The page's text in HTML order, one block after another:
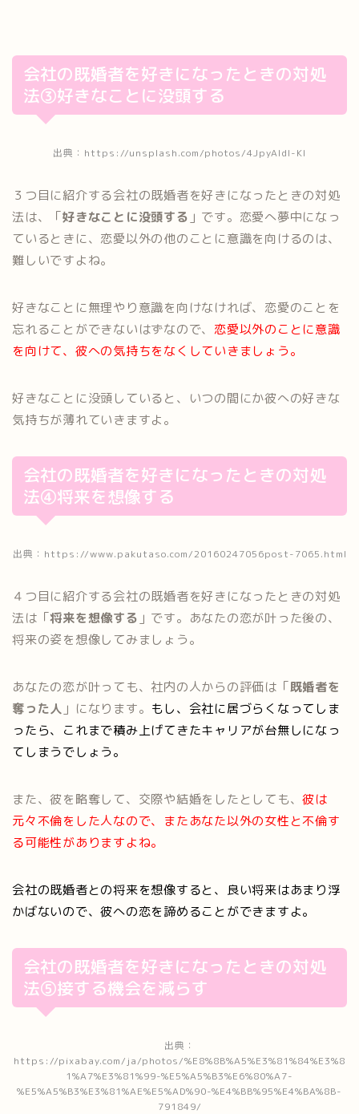
会社の既婚者を好きになったときの対処
法③好きなことに没頭する
出典：https://unsplash.com/photos/4JpyAldl-KI
３つ目に紹介する会社の既婚者を好きになったときの対処
法は、「好きなことに没頭する 」です。恋愛へ夢中になっ
ているときに、恋愛以外の他のことに意識を向けるのは、
難しいですよね。
好きなことに無理やり意識を向けなければ、恋愛のことを
忘れることができないはずなので、恋愛以外のことに意識
を向けて、彼への気持ちをなくしていきましょう。
好きなことに没頭していると、いつの間にか彼への好きな
気持ちが薄れていきますよ。
会社の既婚者を好きになったときの対処
法④将来を想像する
出典：https://www.pakutaso.com/20160247056post-7065.html
４つ目に紹介する会社の既婚者を好きになったときの対処
法は「将来を想像する 」です。あなたの恋が叶った後の、
将来の姿を想像してみましょう。
あなたの恋が叶っても、社内の人からの評価は「既婚者を
奪った人 」になります。 もし、会社に居づらくなってしま
ったら、これまで積み上げてきたキャリアが台無しになっ
てしまうでしょう。
また、彼を略奪して、交際や結婚をしたとしても、彼は
元々不倫をした人なので、またあなた以外の女性と不倫す
る可能性がありますよね。
会社の既婚者との将来を想像すると、良い将来はあまり浮
かばないので、彼への恋を諦めることができますよ。
会社の既婚者を好きになったときの対処
法⑤接する機会を減らす
出典：
https://pixabay.com/ja/photos/%E8%8B%A5%E3%81%84%E3%8
1%A7%E3%81%99-%E5%A5%B3%E6%80%A7-
%E5%A5%B3%E3%81%AE%E5%AD%90-%E4%BB%95%E4%BA%8B-
791849/